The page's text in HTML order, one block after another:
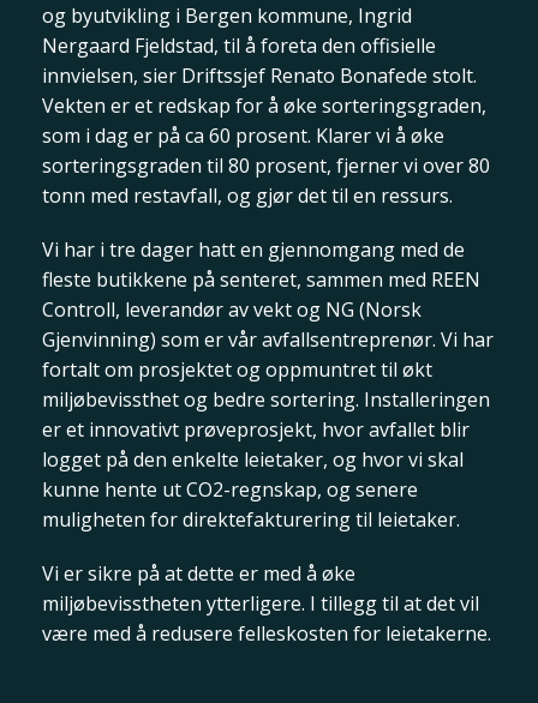
og byutvikling i Bergen kommune, Ingrid
Nergaard Fjeldstad, til å foreta den offisielle
innvielsen, sier Driftssjef Renato Bonafede stolt.
Vekten er et redskap for å øke sorteringsgraden,
som i dag er på ca 60 prosent. Klarer vi å øke
sorteringsgraden til 80 prosent, fjerner vi over 80
tonn med restavfall, og gjør det til en ressurs.
Vi har i tre dager hatt en gjennomgang med de
fleste butikkene på senteret, sammen med REEN
Controll, leverandør av vekt og NG (Norsk
Gjenvinning) som er vår avfallsentreprenør. Vi har
fortalt om prosjektet og oppmuntret til økt
miljøbevissthet og bedre sortering. Installeringen
er et innovativt prøveprosjekt, hvor avfallet blir
logget på den enkelte leietaker, og hvor vi skal
kunne hente ut CO2-regnskap, og senere
muligheten for direktefakturering til leietaker.
Vi er sikre på at dette er med å øke
miljøbevisstheten ytterligere. I tillegg til at det vil
være med å redusere felleskosten for leietakerne.